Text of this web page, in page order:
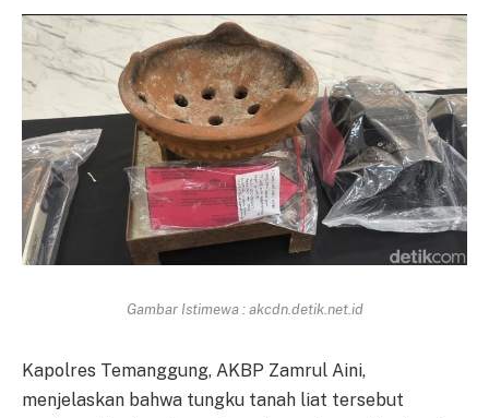
Gambar Istimewa : akcdn.detik.net.id
Kapolres Temanggung, AKBP Zamrul Aini,
menjelaskan bahwa tungku tanah liat tersebut